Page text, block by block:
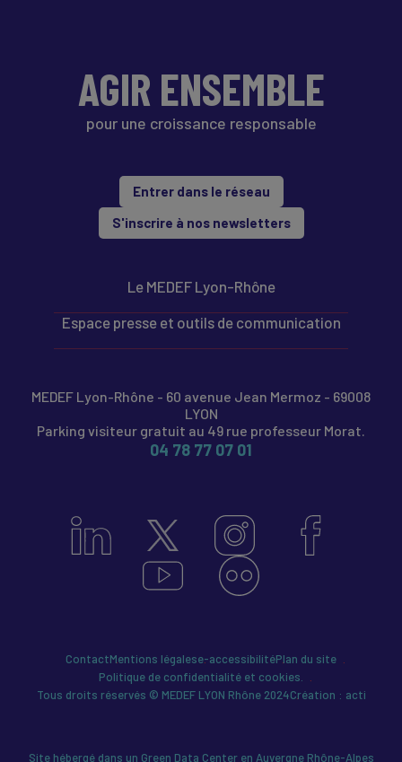
AGIR ENSEMBLE
pour une croissance responsable
Entrer dans le réseau
S'inscrire à nos newsletters
Le MEDEF Lyon-Rhône
Espace presse et outils de communication
MEDEF Lyon-Rhône - 60 avenue Jean Mermoz - 69008
LYON
Parking visiteur gratuit au 49 rue professeur Morat.
04 78 77 07 01
ContactMentions légalese-accessibilitéPlan du site
Politique de confidentialité et cookies.
Tous droits réservés © MEDEF LYON Rhône 2024Création : acti
Site hébergé dans un Green Data Center en Auvergne Rhône-Alpes